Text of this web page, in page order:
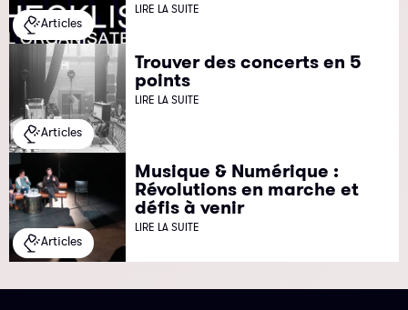
Articles
LIRE LA SUITE
Articles
Trouver des concerts en 5
points
LIRE LA SUITE
Articles
Musique & Numérique :
Révolutions en marche et
défis à venir
LIRE LA SUITE